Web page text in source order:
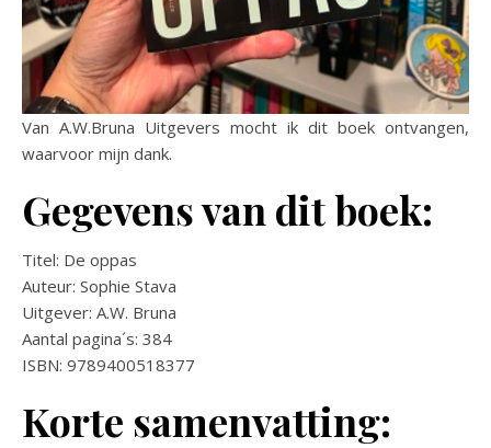
Van A.W.Bruna Uitgevers mocht ik dit boek ontvangen,
waarvoor mijn dank.
Gegevens van dit boek:
Titel: De oppas
Auteur: Sophie Stava
Uitgever: A.W. Bruna
Aantal pagina´s: 384
ISBN: 9789400518377
Korte samenvatting: